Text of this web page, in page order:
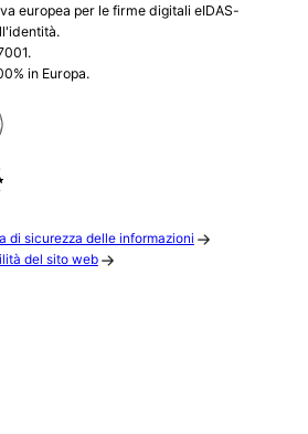
europea per le firme digitali eIDAS-
in Europa.
di sicurezza delle informazioni
del sito web